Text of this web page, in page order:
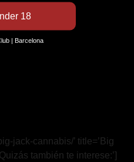
jack-cannabis/’ title=’Big
también te interese:’]
| Barcelona